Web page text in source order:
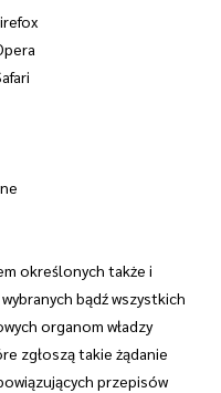
określonych także i
bądź wszystkich
organom władzy
zgłoszą takie żądanie
przepisów